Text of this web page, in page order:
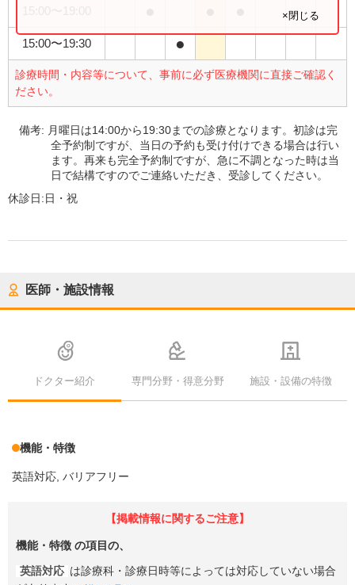
15:00〜19:30 ●
診療時間・内容等について、事前に必ず医療機関に直接ご確認く
ださい。
×閉じる
備考: 月曜日は14:00から19:30までの診療となります。初診は完
全予約制ですが、当日の予約も受け付けできる場合は行い
ます。再来も完全予約制ですが、急に不調となった時は当
日で結構ですのでご連絡いただき、受診してください。
休診日:日・祝
医師・施設情報
ドクター紹介 専門分野・得意分野 施設・設備の特徴
機能・特徴
英語対応 バリアフリー
【掲載情報に関するご注意】
機能・特徴 の項目の、
英語対応 は診療科・診療日時等によっては対応していない場合